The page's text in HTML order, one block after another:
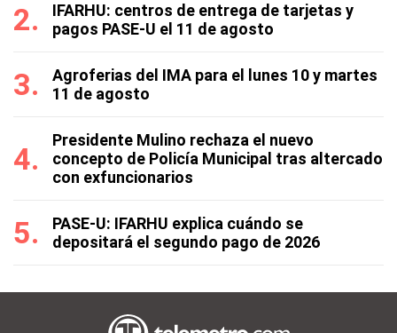
IFARHU: centros de entrega de tarjetas y
pagos PASE-U el 11 de agosto
Agroferias del IMA para el lunes 10 y martes
11 de agosto
Presidente Mulino rechaza el nuevo
concepto de Policía Municipal tras altercado
con exfuncionarios
PASE-U: IFARHU explica cuándo se
depositará el segundo pago de 2026